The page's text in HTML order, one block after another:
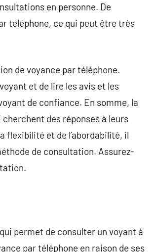
en personne. De
téléphone, ce qui peut être très
de voyance par téléphone.
et de lire les avis et les
de confiance. En somme, la
des réponses à leurs
flexibilité et de l’abordabilité, il
de consultation. Assurez-
permet de consulter un voyant à
par téléphone en raison de ses